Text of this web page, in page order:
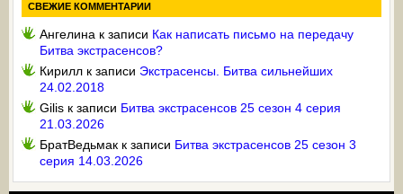
СВЕЖИЕ КОММЕНТАРИИ
Ангелина к записи Как написать письмо на передачу
Битва экстрасенсов?
Кирилл к записи Экстрасенсы. Битва сильнейших
24.02.2018
Gilis к записи Битва экстрасенсов 25 сезон 4 серия
21.03.2026
БратВедьмак к записи Битва экстрасенсов 25 сезон 3
серия 14.03.2026